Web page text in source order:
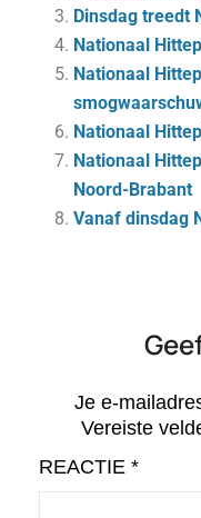
Dinsdag treedt
Nationaal
Nationaal
Nationaal
Nationaal
Noord-Brabant
Vanaf dinsdag
Je e-
Vereiste
REACTIE *